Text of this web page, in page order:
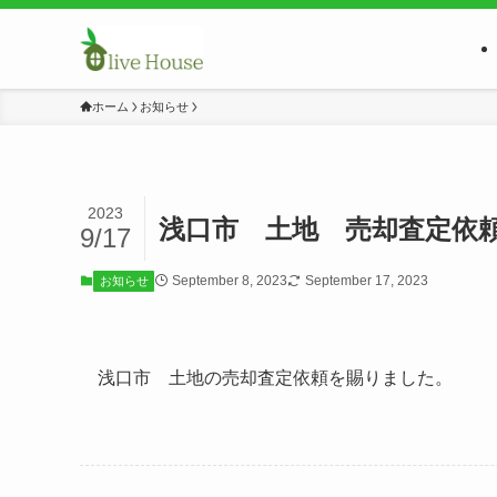
ホーム お知らせ
浅口市 土地 売却査定依
2023
9/17
お知らせ September 8, 2023 September 17, 2023
浅口市 土地の売却査定依頼を賜りました。